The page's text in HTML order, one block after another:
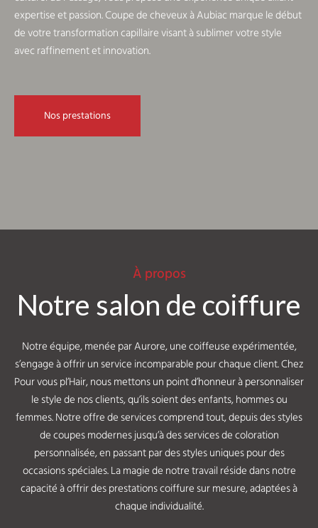
expertise et passion. Coupe de cheveux à Aubiac marque le début
de votre transformation capillaire visant à sublimer votre style
avec raffinement et innovation.
Nos prestations
À propos
Notre salon de coiffure
Notre équipe, menée par Aurore, une coiffeuse expérimentée,
s’engage à offrir un service incomparable pour chaque client. Chez
Pour vous pl’Hair, nous mettons un point d’honneur à personnaliser
le style de nos clients, qu’ils soient des enfants, hommes ou
femmes. Notre offre de services comprend tout, depuis des styles
de coupes modernes jusqu’à des services de coloration
personnalisée, en passant par des styles uniques pour des
occasions spéciales. La magie de notre travail réside dans notre
capacité à offrir des prestations coiffure sur mesure, adaptées à
chaque individualité.